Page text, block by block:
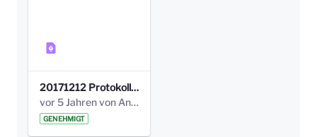
20171212 Protokoll-Klettergerüst-3b-neu-.pdf
vor 5 Jahren von Anni Schlumberger
GENEHMIGT